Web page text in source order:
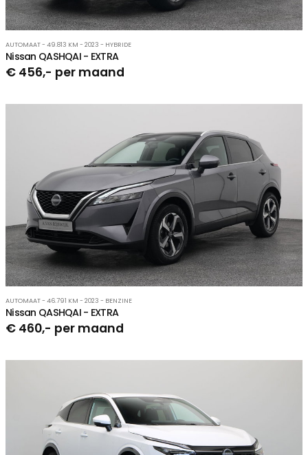
AUTOMAAT - 49.813 KM - 2023 - HYBRIDE
Nissan QASHQAI - EXTRA
€ 456,- per maand
AUTOMAAT - 46.791 KM - 2023 - BENZINE
Nissan QASHQAI - EXTRA
€ 460,- per maand